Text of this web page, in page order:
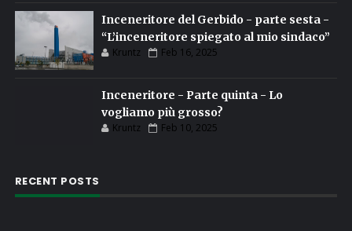
Inceneritore del Gerbido - parte sesta -
“L’inceneritore spiegato al mio sindaco”
Kruntz Feb 16, 2025
Inceneritore - Parte quinta - Lo
vogliamo più grosso?
Kruntz Feb 10, 2025
RECENT POSTS